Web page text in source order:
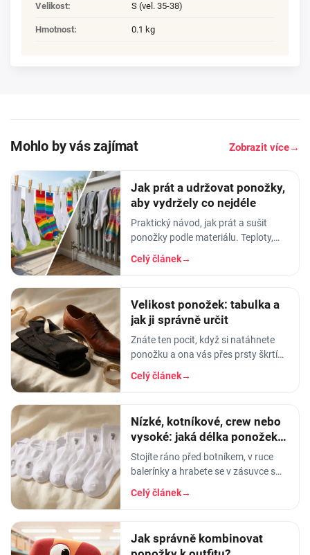
Velikost: S (vel. 35-38)
Hmotnost: 0.1 kg
Mohlo by vás zajímat Zobrazit více→
Jak prát a udržovat ponožky,
aby vydržely co nejdéle
Praktický návod, jak prát a sušit
ponožky podle materiálu. Teploty,
aviváž, sušička, žehlení. Vyhnete se
tak sražení, trhání a ztrátě tvaru.
Celý článek→
Velikost ponožek: tabulka a
jak ji správně určit
Znáte ten pocit, když si natáhnete
ponožku a ona vás přes prsty škrtí
jako gumička od svačiny? Nebo
naopak - pata vám vyleze do půlky
Celý článek→
Nízké, kotníkové, crew nebo
vysoké: jaká délka ponožek k
čemu
Stojíte ráno před botníkem, v ruce
balerínky a hrabete se v zásuvce s
ponožkami. A pak ten okamžik
pravdy: vytáhnete kotníkové, obujete
Celý článek→
Jak správně kombinovat